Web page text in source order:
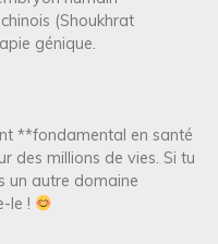
(Shoukhrat
génique.
**fondamental en santé
des millions de vies. Si tu
un autre domaine
le !